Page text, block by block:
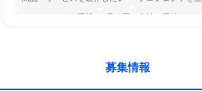
チームワークを重視 長く同じ会社に居続けられ
募集情報